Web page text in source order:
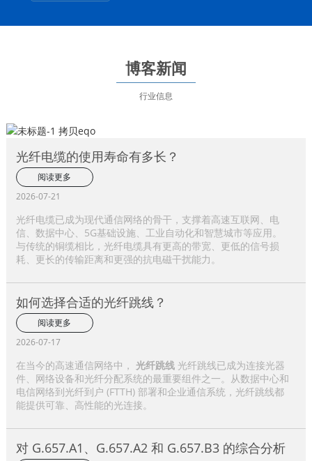
博客新闻
行业信息
光纤电缆的使用寿命有多长？
阅读更多
2026-07-21
光纤电缆已成为现代通信网络的骨干，支撑着高速互联网、电
信、数据中心、5G基础设施、工业自动化和智慧城市等应用。
与传统的铜缆相比，光纤电缆具有更高的带宽、更低的信号损
耗、更长的传输距离和更强的抗电磁干扰能力。
如何选择合适的光纤跳线？
阅读更多
2026-07-17
在当今的高速通信网络中， 光纤跳线光纤跳线已成为连接光器
件、网络设备和光纤分配系统的最重要组件之一。从数据中心和
电信网络到光纤到户 (FTTH) 部署和企业通信系统，光纤跳线都
能提供可靠、高性能的光连接。
对 G.657.A1、G.657.A2 和 G.657.B3 的综合分析